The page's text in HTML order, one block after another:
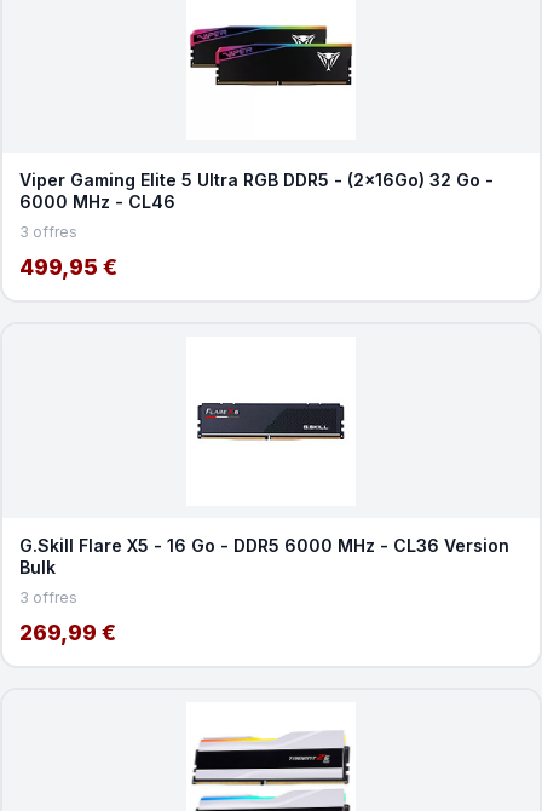
Viper Gaming Elite 5 Ultra RGB DDR5 - (2x16Go) 32 Go -
6000 MHz - CL46
3 offres
499,95 €
G.Skill Flare X5 - 16 Go - DDR5 6000 MHz - CL36 Version
Bulk
3 offres
269,99 €